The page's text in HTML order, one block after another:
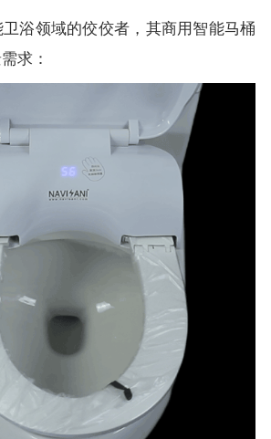
浴领域的佼佼者，其商用智能马桶
求：